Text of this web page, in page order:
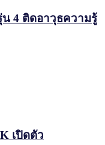
น 4 ติดอาวุธความรู้
เปิดตัว